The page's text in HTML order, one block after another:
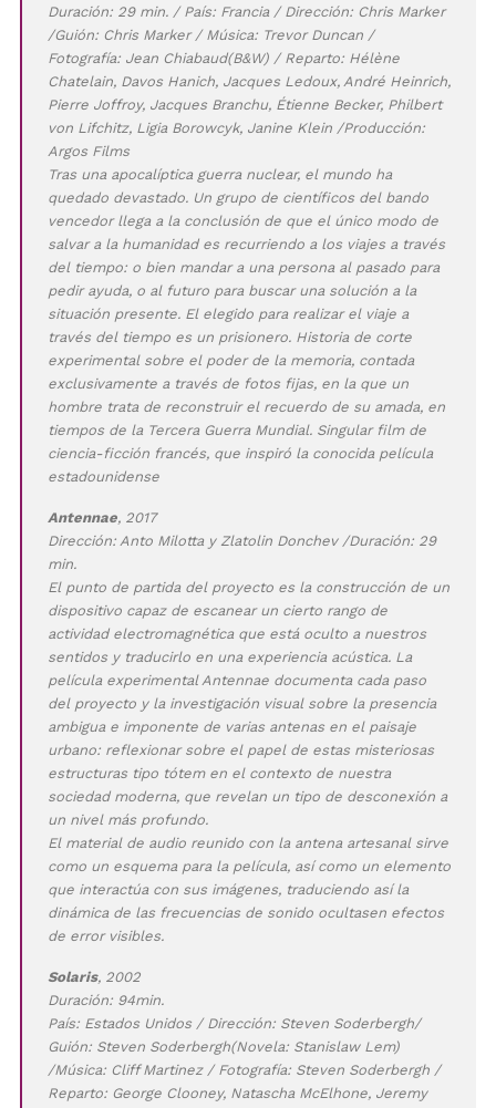
Duración: 29 min. / País: Francia / Dirección: Chris Marker
/Guión: Chris Marker / Música: Trevor Duncan /
Fotografía: Jean Chiabaud(B&W) / Reparto: Hélène
Chatelain, Davos Hanich, Jacques Ledoux, André Heinrich,
Pierre Joffroy, Jacques Branchu, Étienne Becker, Philbert
von Lifchitz, Ligia Borowcyk, Janine Klein /Producción:
Argos Films
Tras una apocalíptica guerra nuclear, el mundo ha
quedado devastado. Un grupo de científicos del bando
vencedor llega a la conclusión de que el único modo de
salvar a la humanidad es recurriendo a los viajes a través
del tiempo: o bien mandar a una persona al pasado para
pedir ayuda, o al futuro para buscar una solución a la
situación presente. El elegido para realizar el viaje a
través del tiempo es un prisionero. Historia de corte
experimental sobre el poder de la memoria, contada
exclusivamente a través de fotos fijas, en la que un
hombre trata de reconstruir el recuerdo de su amada, en
tiempos de la Tercera Guerra Mundial. Singular film de
ciencia-ficción francés, que inspiró la conocida película
estadounidense
Antennae, 2017
Dirección: Anto Milotta y Zlatolin Donchev /Duración: 29
min.
El punto de partida del proyecto es la construcción de un
dispositivo capaz de escanear un cierto rango de
actividad electromagnética que está oculto a nuestros
sentidos y traducirlo en una experiencia acústica. La
película experimental Antennae documenta cada paso
del proyecto y la investigación visual sobre la presencia
ambigua e imponente de varias antenas en el paisaje
urbano: reflexionar sobre el papel de estas misteriosas
estructuras tipo tótem en el contexto de nuestra
sociedad moderna, que revelan un tipo de desconexión a
un nivel más profundo.
El material de audio reunido con la antena artesanal sirve
como un esquema para la película, así como un elemento
que interactúa con sus imágenes, traduciendo así la
dinámica de las frecuencias de sonido ocultasen efectos
de error visibles.
Solaris, 2002
Duración: 94min.
País: Estados Unidos / Dirección: Steven Soderbergh/
Guión: Steven Soderbergh(Novela: Stanislaw Lem)
/Música: Cliff Martinez / Fotografía: Steven Soderbergh /
Reparto: George Clooney, Natascha McElhone, Jeremy